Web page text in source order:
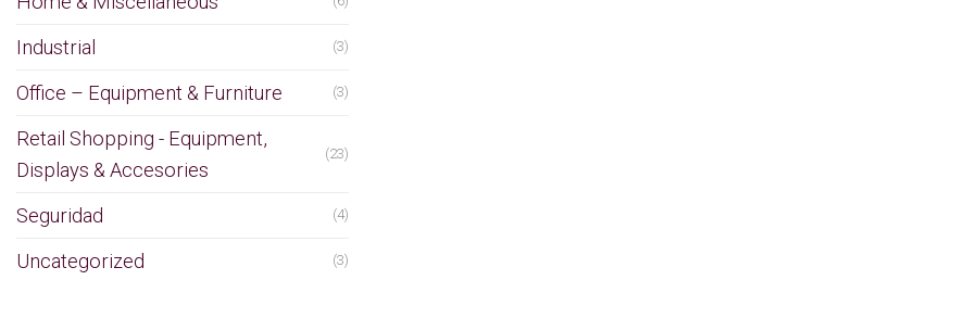
Industrial (3)
Office – Equipment & Furniture (3)
Retail Shopping - Equipment,
Displays & Accesories
(23)
Seguridad (4)
Uncategorized (3)